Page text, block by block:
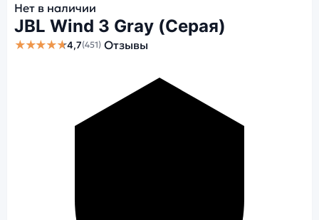
Нет в наличии
JBL Wind 3 Gray (Серая)
★★★★★4,7(451) Отзывы